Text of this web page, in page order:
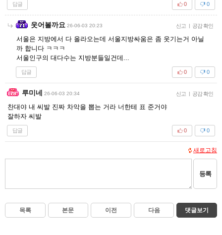
답글 0
0
웃어볼까요 26-06-03 20:23 신고 | 공감 확인
서울은 지방에서 다 올라오는데 서울지방싸움은 좀 웃기는거 아닐
까 합니다 ㅋㅋㅋ
서울인구의 대다수는 지방분들일건데...
답글 0
0
루미네 26-06-03 20:34 신고 | 공감 확인
찬대야 내 씨발 진짜 차악을 뽑는 거라 너한테 표 준거야
잘하자 씨발
답글 0
0
새로고침
등록
목록 본문 이전 다음 댓글보기